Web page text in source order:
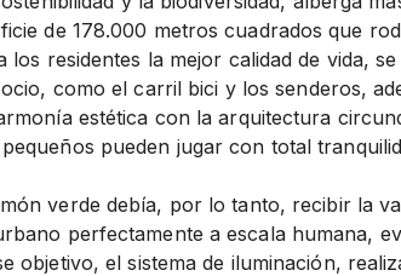
de 178.000 metros cuadrados que
los residentes la mejor calidad de vida,
como el carril bici y los senderos,
estética con la arquitectura
pueden jugar con total
verde debía, por lo tanto, recibir la
perfectamente a escala humana,
objetivo, el sistema de iluminación,